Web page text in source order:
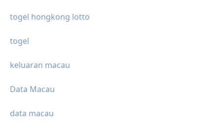
togel hongkong lotto
togel
keluaran macau
Data Macau
data macau